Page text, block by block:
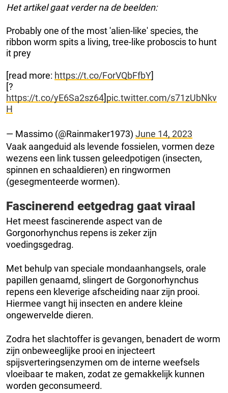
Het artikel gaat verder na de beelden:
Probably one of the most 'alien-like' species, the
ribbon worm spits a living, tree-like proboscis to hunt
it prey
[read more: https://t.co/ForVQbFfbY]
[?
https://t.co/yE6Sa2sz64]pic.twitter.com/s71zUbNkv
H
— Massimo (@Rainmaker1973) June 14, 2023
Vaak aangeduid als levende fossielen, vormen deze
wezens een link tussen geleedpotigen (insecten,
spinnen en schaaldieren) en ringwormen
(gesegmenteerde wormen).
Fascinerend eetgedrag gaat viraal
Het meest fascinerende aspect van de
Gorgonorhynchus repens is zeker zijn
voedingsgedrag.
Met behulp van speciale mondaanhangsels, orale
papillen genaamd, slingert de Gorgonorhynchus
repens een kleverige afscheiding naar zijn prooi.
Hiermee vangt hij insecten en andere kleine
ongewervelde dieren.
Zodra het slachtoffer is gevangen, benadert de worm
zijn onbeweeglijke prooi en injecteert
spijsverteringsenzymen om de interne weefsels
vloeibaar te maken, zodat ze gemakkelijk kunnen
worden geconsumeerd.